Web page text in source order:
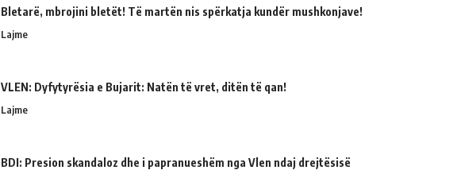
Bletarë, mbrojini bletët! Të martën nis spërkatja kundër mushkonjave!
Lajme
VLEN: Dyfytyrësia e Bujarit: Natën të vret, ditën të qan!
Lajme
BDI: Presion skandaloz dhe i papranueshëm nga Vlen ndaj drejtësisë